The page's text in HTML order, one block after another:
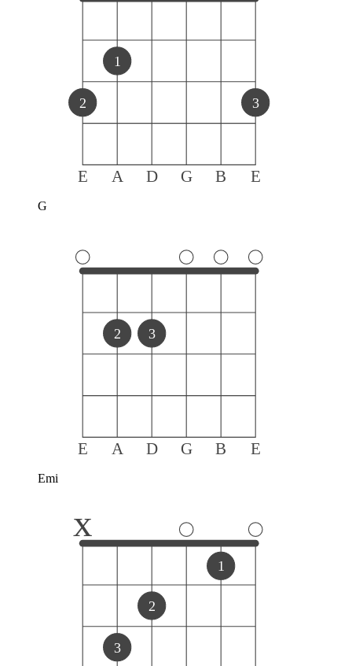
E A D G B E
2
1
3
G
E A D G B E
2 3
Emi
x
3
2
1